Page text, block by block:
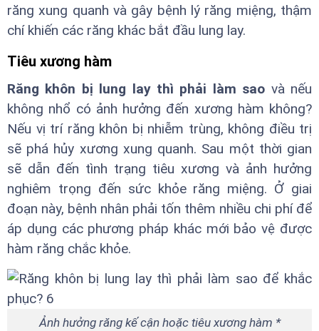
răng xung quanh và gây bệnh lý răng miệng, thậm
chí khiến các răng khác bắt đầu lung lay.
Tiêu xương hàm
Răng khôn bị lung lay thì phải làm sao và nếu
không nhổ có ảnh hưởng đến xương hàm không?
Nếu vị trí răng khôn bị nhiễm trùng, không điều trị
sẽ phá hủy xương xung quanh. Sau một thời gian
sẽ dẫn đến tình trạng tiêu xương và ảnh hưởng
nghiêm trọng đến sức khỏe răng miệng. Ở giai
đoạn này, bệnh nhân phải tốn thêm nhiều chi phí để
áp dụng các phương pháp khác mới bảo vệ được
hàm răng chắc khỏe.
Ảnh hưởng răng kế cận hoặc tiêu xương hàm *